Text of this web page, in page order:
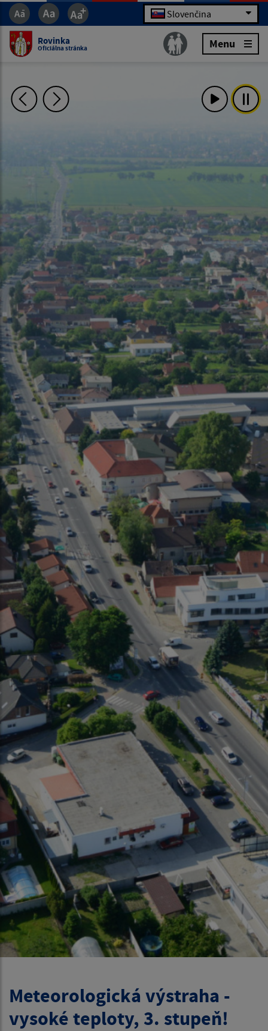
Slovenčina
Rovinka
Oficiálna stránka Menu
Meteorologická výstraha -
vysoké teploty, 3. stupeň!